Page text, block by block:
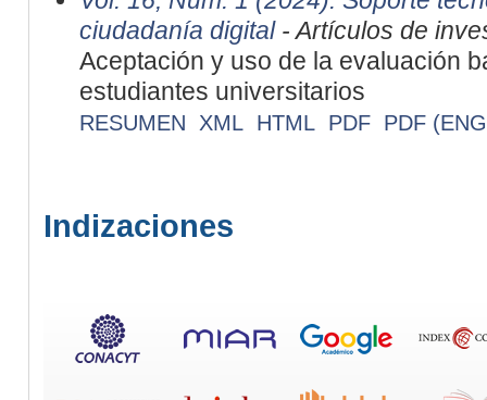
ciudadanía digital- Artículos de
Aceptación y uso de la evaluación
estudiantes universitarios
RESUMEN XML HTML PDF PDF
Indizaciones